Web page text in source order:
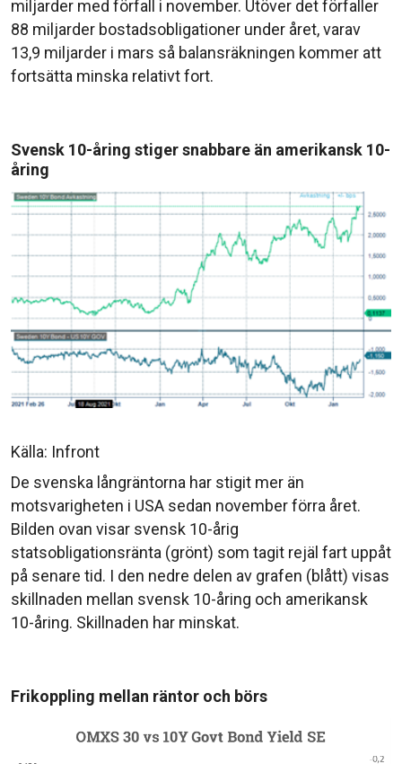
miljarder med förfall i november. Utöver det förfaller
88 miljarder bostadsobligationer under året, varav
13,9 miljarder i mars så balansräkningen kommer att
fortsätta minska relativt fort.
Svensk 10-åring stiger snabbare än amerikansk 10-
åring
Källa: Infront
De svenska långräntorna har stigit mer än
motsvarigheten i USA sedan november förra året.
Bilden ovan visar svensk 10-årig
statsobligationsränta (grönt) som tagit rejäl fart uppåt
på senare tid. I den nedre delen av grafen (blått) visas
skillnaden mellan svensk 10-åring och amerikansk
10-åring. Skillnaden har minskat.
Frikoppling mellan räntor och börs